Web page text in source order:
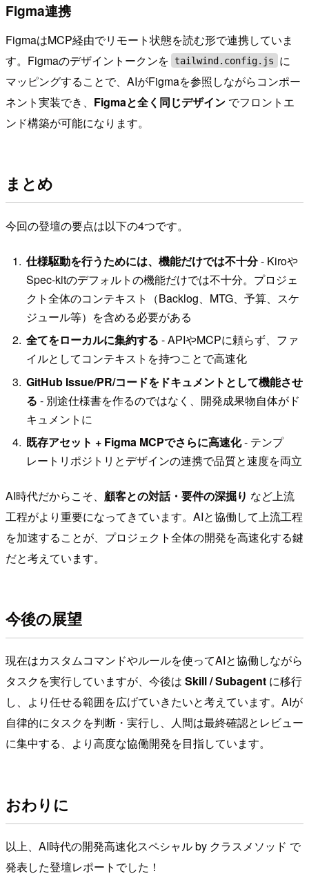
Figma連携
FigmaはMCP経由でリモート状態を読む形で連携していま
す。Figmaのデザイントークンを tailwind.config.js
に
マッピングすることで、AIがFigmaを参照しながらコンポー
ネント実装でき、 Figmaと全く同じデザイン でフロントエ
ンド構築が可能になります。
まとめ
今回の登壇の要点は以下の4つです。
仕様駆動を行うためには、機能だけでは不十分- Kiroや
Spec-kitのデフォルトの機能だけでは不十分。プロジェ
クト全体のコンテキスト（Backlog、MTG、予算、スケ
ジュール等）を含める必要がある
全てをローカルに集約する - APIやMCPに頼らず、ファ
イルとしてコンテキストを持つことで高速化
GitHub Issue/PR/コードをドキュメントとして機能させ
る - 別途仕様書を作るのではなく、開発成果物自体がド
キュメントに
既存アセット + Figma MCPでさらに高速化- テンプ
レートリポジトリとデザインの連携で品質と速度を両立
AI時代だからこそ、 顧客との対話・要件の深掘り など上流
工程がより重要になってきています。AIと協働して上流工程
を加速することが、プロジェクト全体の開発を高速化する鍵
だと考えています。
今後の展望
現在はカスタムコマンドやルールを使ってAIと協働しながら
タスクを実行していますが、今後は Skill / Subagent に移行
し、より任せる範囲を広げていきたいと考えています。AIが
自律的にタスクを判断・実行し、人間は最終確認とレビュー
に集中する、より高度な協働開発を目指しています。
おわりに
以上、AI時代の開発高速化スペシャル by クラスメソッド で
発表した登壇レポートでした！